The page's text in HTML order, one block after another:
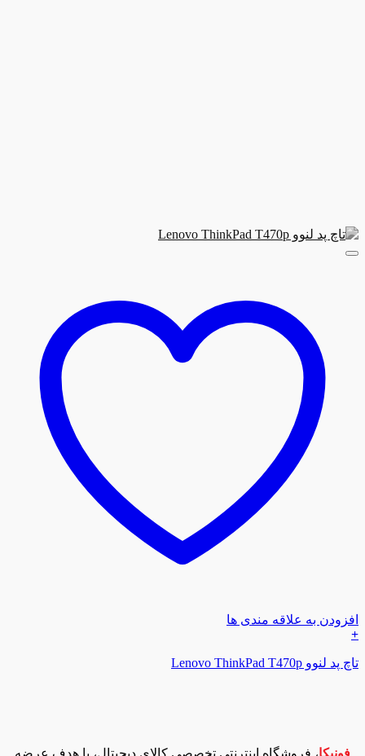
افزودن به علاقه مندی ها
+
تاچ‌ پد لنوو Lenovo ThinkPad T470p
فونیکا ، فروشگاه اینترنتی تخصصی کالای دیجیتال، با هدف عرضه